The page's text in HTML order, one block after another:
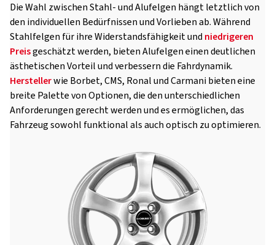
Die Wahl zwischen Stahl- und Alufelgen hängt letztlich von
den individuellen Bedürfnissen und Vorlieben ab. Während
Stahlfelgen für ihre Widerstandsfähigkeit und niedrigeren
Preisgeschätzt werden, bieten Alufelgen einen deutlichen
ästhetischen Vorteil und verbessern die Fahrdynamik.
Herstellerwie Borbet, CMS, Ronal und Carmani bieten eine
breite Palette von Optionen, die den unterschiedlichen
Anforderungen gerecht werden und es ermöglichen, das
Fahrzeug sowohl funktional als auch optisch zu optimieren.